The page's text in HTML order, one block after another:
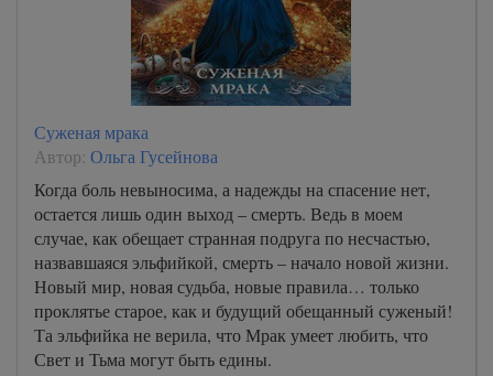
Суженая мрака
Автор: Ольга Гусейнова
Когда боль невыносима, а надежды на спасение нет,
остается лишь один выход – смерть. Ведь в моем
случае, как обещает странная подруга по несчастью,
назвавшаяся эльфийкой, смерть – начало новой жизни.
Новый мир, новая судьба, новые правила… только
проклятье старое, как и будущий обещанный суженый!
Та эльфийка не верила, что Мрак умеет любить, что
Свет и Тьма могут быть едины.